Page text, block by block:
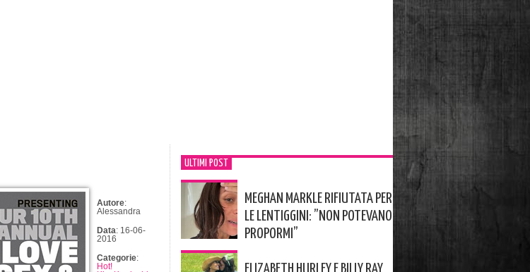
Autore:
Alessandra
Data: 16-06-
2016
Categorie:
Hot!
ULTIMI POST
MEGHAN MARKLE RIFIUTATA PER
LE LENTIGGINI: ”NON POTEVANO
PROPORMI”
ELIZABETH HURLEY E BILLY RAY